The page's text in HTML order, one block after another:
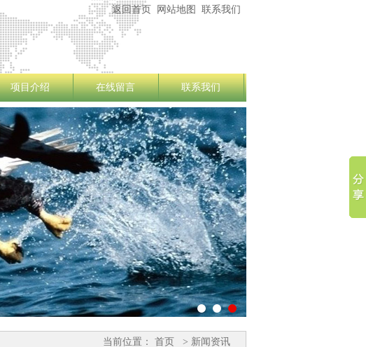
返回首页 网站地图 联系我们
项目介绍 在线留言 联系我们
当前位置： 首页 > 新闻资讯